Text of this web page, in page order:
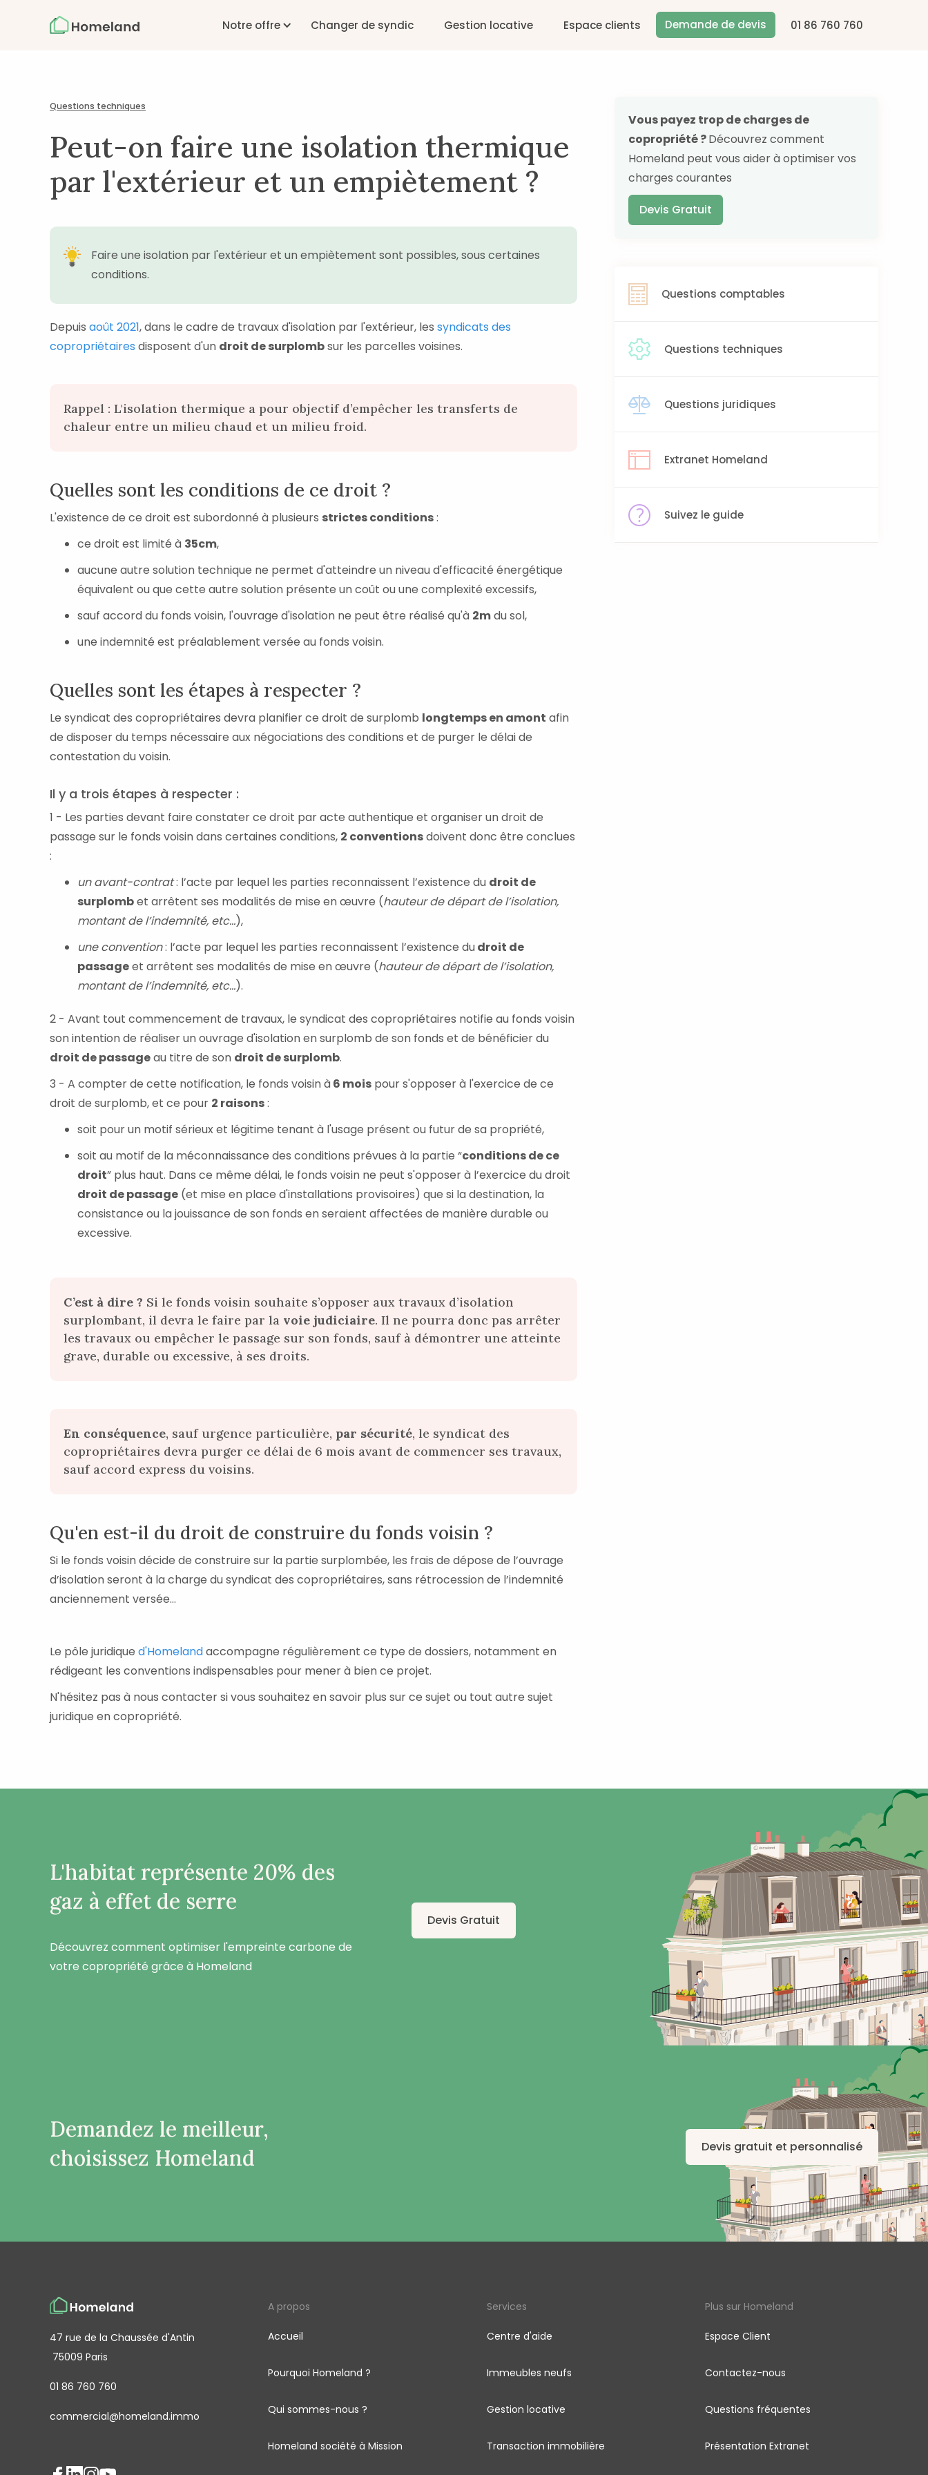
Notre offre Changer de syndic Gestion locative Espace clients Demande de devis 01 86 760 760
Questions techniques
Peut-on faire une isolation thermique
par l'extérieur et un empiètement ?
Faire une isolation par l'extérieur et un empiètement sont possibles, sous certaines
conditions.
Depuis août 2021, dans le cadre de travaux d'isolation par l'extérieur, les syndicats des
copropriétaires disposent d'un droit de surplombsur les parcelles voisines.
Rappel : L'isolation thermique a pour objectif d’empêcher les transferts de
chaleur entre un milieu chaud et un milieu froid.
Quelles sont les conditions de ce droit ?
L'existence de ce droit est subordonné à plusieurs strictes conditions:
ce droit est limité à 35cm,
aucune autre solution technique ne permet d'atteindre un niveau d'efficacité énergétique
équivalent ou que cette autre solution présente un coût ou une complexité excessifs,
sauf accord du fonds voisin, l'ouvrage d'isolation ne peut être réalisé qu'à 2mdu sol,
une indemnité est préalablement versée au fonds voisin.
Quelles sont les étapes à respecter ?
Le syndicat des copropriétaires devra planifier ce droit de surplomb longtemps en amont afin
de disposer du temps nécessaire aux négociations des conditions et de purger le délai de
contestation du voisin.
Il y a trois étapes à respecter :
1 - Les parties devant faire constater ce droit par acte authentique et organiser un droit de
passage sur le fonds voisin dans certaines conditions, 2 conventionsdoivent donc être conclues
:
un avant-contrat: l’acte par lequel les parties reconnaissent l’existence du droit de
surplombet arrêtent ses modalités de mise en œuvre (hauteur de départ de l’isolation,
montant de l’indemnité, etc...),
une convention: l’acte par lequel les parties reconnaissent l’existence dudroit de
passageet arrêtent ses modalités de mise en œuvre (hauteur de départ de l’isolation,
montant de l’indemnité, etc...).
2 - Avant tout commencement de travaux, le syndicat des copropriétaires notifie au fonds voisin
son intention de réaliser un ouvrage d'isolation en surplomb de son fonds et de bénéficier du
droit de passageau titre de son droit de surplomb.
3 - A compter de cette notification, le fonds voisin à6 mois pour s'opposer à l'exercice de ce
droit de surplomb, et ce pour 2 raisons:
soit pour un motif sérieux et légitime tenant à l'usage présent ou futur de sa propriété,
soit au motif de la méconnaissance des conditions prévues à la partie “conditions de ce
droit” plus haut. Dans ce même délai, le fonds voisin ne peut s'opposer à l’exercice du droit
droit de passage (et mise en place d'installations provisoires) que si la destination, la
consistance ou la jouissance de son fonds en seraient affectées de manière durable ou
excessive.
C’est à dire ? Si le fonds voisin souhaite s’opposer aux travaux d’isolation
surplombant, il devra le faire par la voie judiciaire. Il ne pourra donc pas arrêter
les travaux ou empêcher le passage sur son fonds, sauf à démontrer une atteinte
grave, durable ou excessive, à ses droits.
En conséquence, sauf urgence particulière, par sécurité, le syndicat des
copropriétaires devra purger ce délai de 6 mois avant de commencer ses travaux,
sauf accord express du voisins.
Qu'en est-il du droit de construire du fonds voisin ?
Si le fonds voisin décide de construire sur la partie surplombée, les frais de dépose de l’ouvrage
d’isolation seront à la charge du syndicat des copropriétaires, sans rétrocession de l’indemnité
anciennement versée…
Le pôle juridique d'Homelandaccompagne régulièrement ce type de dossiers, notamment en
rédigeant les conventions indispensables pour mener à bien ce projet.
N'hésitez pas à nous contacter si vous souhaitez en savoir plus sur ce sujet ou tout autre sujet
juridique en copropriété.
Vous payez trop de charges de
copropriété ?Découvrez comment
Homeland peut vous aider à optimiser vos
charges courantes
Devis Gratuit
Questions comptables
Questions techniques
Questions juridiques
Extranet Homeland
Suivez le guide
L'habitat représente 20% des
gaz à effet de serre
Découvrez comment optimiser l'empreinte carbone de
votre copropriété grâce à Homeland
Devis Gratuit
Demandez le meilleur,
choisissez Homeland
Devis gratuit et personnalisé
47 rue de la Chaussée d'Antin
75009 Paris
01 86 760 760
commercial@homeland.immo
A propos
Accueil
Pourquoi Homeland ?
Qui sommes-nous ?
Homeland société à Mission
Services
Centre d'aide
Immeubles neufs
Gestion locative
Transaction immobilière
Plus sur Homeland
Espace Client
Contactez-nous
Questions fréquentes
Présentation Extranet